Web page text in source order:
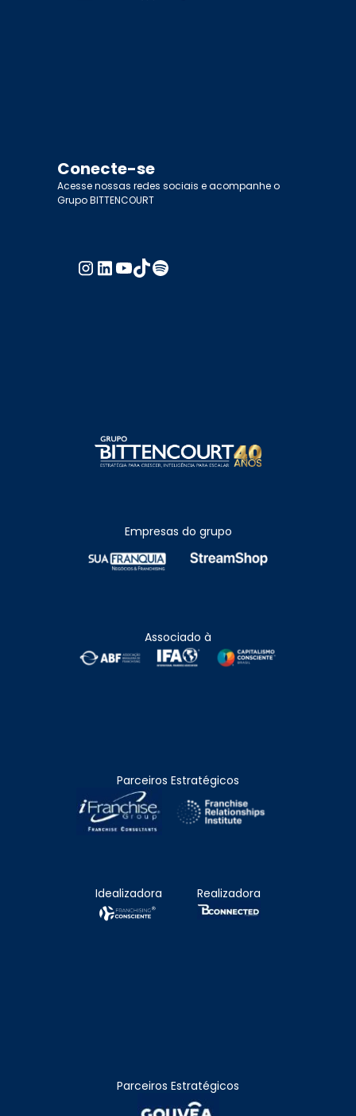
Conecte-se
Acesse nossas redes sociais e acompanhe o
Grupo BITTENCOURT
Empresas do grupo
Associado à
Parceiros Estratégicos
Idealizadora Realizadora
Parceiros Estratégicos